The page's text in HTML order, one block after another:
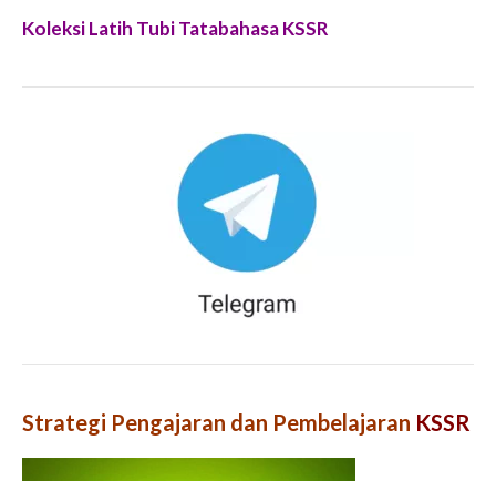
Koleksi Latih Tubi Tatabahasa KSSR
Strategi Pengajaran dan Pembelajaran KSSR